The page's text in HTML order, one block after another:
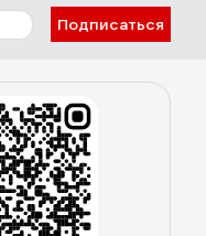
Подписаться